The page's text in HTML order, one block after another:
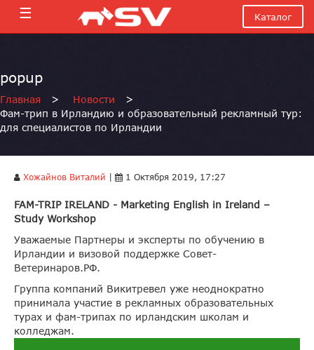
☰ Каталог
popup
Главная > Новости
>
Фам-трип в Ирландию и образовательный рекламный тур:
для специалистов по Ирландии
Хожайнов Виталий 1 Октября 2019, 17:27
FAM-TRIP IRELAND - Marketing English in Ireland –
Study Workshop
Уважаемые Партнеры и эксперты по обучению в
Ирландии и визовой поддержке Совет-
Ветеринаров.РФ.
Группа компаний Викитревел уже неоднократно
принимала участие в рекламных образовательных
турах и фам-трипах по ирландским школам и
колледжам.